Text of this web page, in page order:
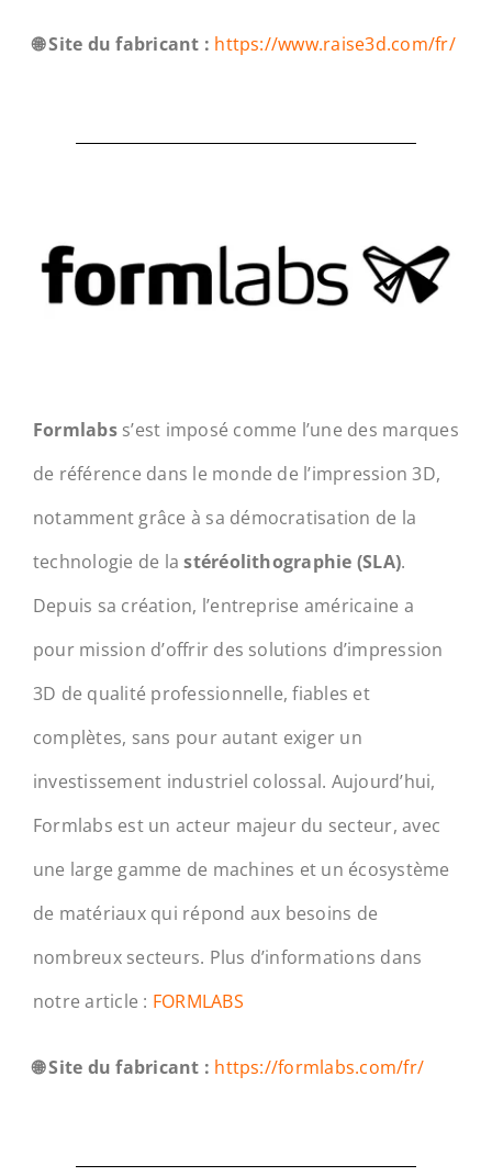
🌐 Site du fabricant : https://www.raise3d.com/fr/
Formlabss’est imposé comme l’une des marques
de référence dans le monde de l’impression 3D,
notamment grâce à sa démocratisation de la
technologie de lastéréolithographie (SLA).
Depuis sa création, l’entreprise américaine a
pour mission d’offrir des solutions d’impression
3D de qualité professionnelle, fiables et
complètes, sans pour autant exiger un
investissement industriel colossal. Aujourd’hui,
Formlabs est un acteur majeur du secteur, avec
une large gamme de machines et un écosystème
de matériaux qui répond aux besoins de
nombreux secteurs. Plus d’informations dans
notre article : FORMLABS
🌐 Site du fabricant : https://formlabs.com/fr/